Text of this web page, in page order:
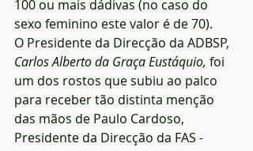
100 ou mais dádivas (no caso do
sexo feminino este valor é de 70).
O Presidente da Direcção da ADBSP,
Carlos Alberto da Graça Eustáquio, foi
um dos rostos que subiu ao palco
para receber tão distinta menção
das mãos de Paulo Cardoso,
Presidente da Direcção da FAS -